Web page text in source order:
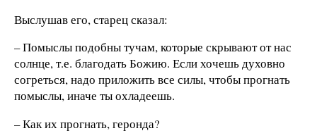
Выслушав его, старец сказал:
– Помыслы подобны тучам, которые скрывают от нас
солнце, т.е. благодать Божию. Если хочешь духовно
согреться, надо приложить все силы, чтобы прогнать
помыслы, иначе ты охладеешь.
– Как их прогнать, геронда?